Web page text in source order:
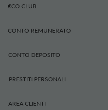
€CO CLUB
CONTO REMUNERATO
CONTO DEPOSITO
PRESTITI PERSONALI
AREA CLIENTI